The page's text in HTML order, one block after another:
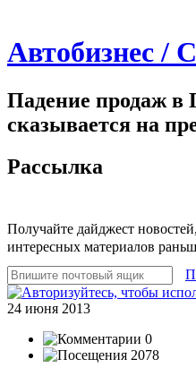
Автобизнес /
Падение продаж в
сказывается на
Рассылка
Получайте дайджест
интересных материалов
24 июня 2013
0
2078